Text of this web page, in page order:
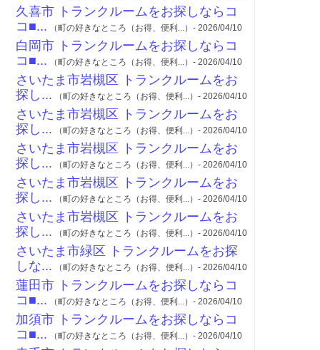
久喜市 トランクルームをお探しならコ
コ■... （町の好きなところ（お得、便利...）- 2026/04/10
白岡市 トランクルームをお探しならコ
コ■... （町の好きなところ（お得、便利...）- 2026/04/10
さいたま市岩槻区 トランクルームをお
探し... （町の好きなところ（お得、便利...）- 2026/04/10
さいたま市岩槻区 トランクルームをお
探し... （町の好きなところ（お得、便利...）- 2026/04/10
さいたま市岩槻区 トランクルームをお
探し... （町の好きなところ（お得、便利...）- 2026/04/10
さいたま市岩槻区 トランクルームをお
探し... （町の好きなところ（お得、便利...）- 2026/04/10
さいたま市岩槻区 トランクルームをお
探し... （町の好きなところ（お得、便利...）- 2026/04/10
さいたま市緑区 トランクルームをお探
しな... （町の好きなところ（お得、便利...）- 2026/04/10
蓮田市 トランクルームをお探しならコ
コ■... （町の好きなところ（お得、便利...）- 2026/04/10
加須市 トランクルームをお探しならコ
コ■... （町の好きなところ（お得、便利...）- 2026/04/10